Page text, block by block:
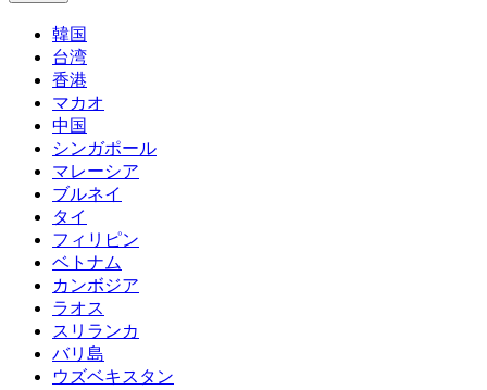
韓国
台湾
香港
マカオ
中国
シンガポール
マレーシア
ブルネイ
タイ
フィリピン
ベトナム
カンボジア
ラオス
スリランカ
バリ島
ウズベキスタン